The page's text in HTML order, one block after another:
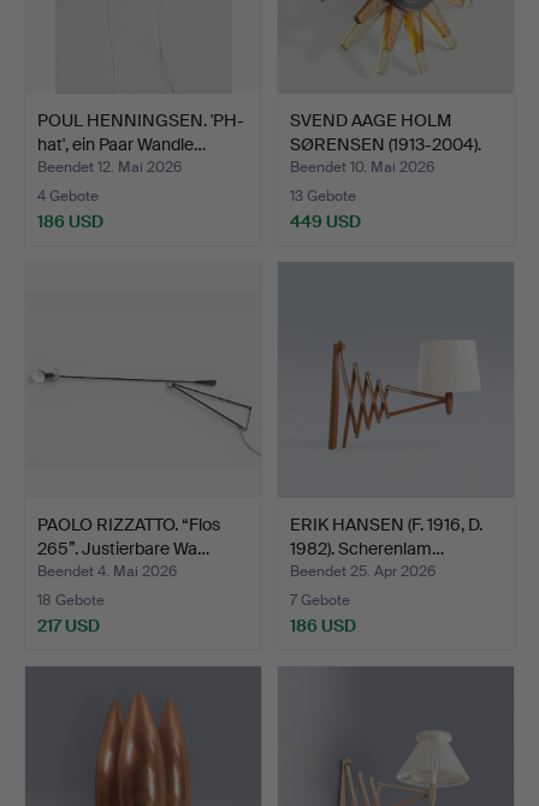
POUL HENNINGSEN. 'PH-
hat', ein Paar Wandle…
Beendet 12. Mai 2026
4 Gebote
186 USD
SVEND AAGE HOLM
SØRENSEN (1913-2004).
"Sol…
Beendet 10. Mai 2026
13 Gebote
449 USD
PAOLO RIZZATTO. “Flos
265”. Justierbare Wa…
Beendet 4. Mai 2026
18 Gebote
217 USD
ERIK HANSEN (F. 1916, D.
1982). Scherenlam…
Beendet 25. Apr 2026
7 Gebote
186 USD